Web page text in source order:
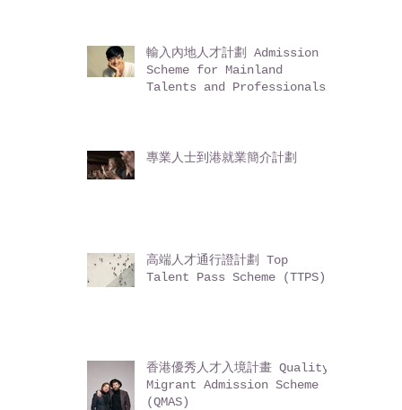
輸入內地人才計劃 Admission
Scheme for Mainland
Talents and Professionals
專業人士到港就業簡介計劃
高端人才通行證計劃 Top
Talent Pass Scheme (TTPS)
香港優秀人才入境計畫 Quality
Migrant Admission Scheme
(QMAS)